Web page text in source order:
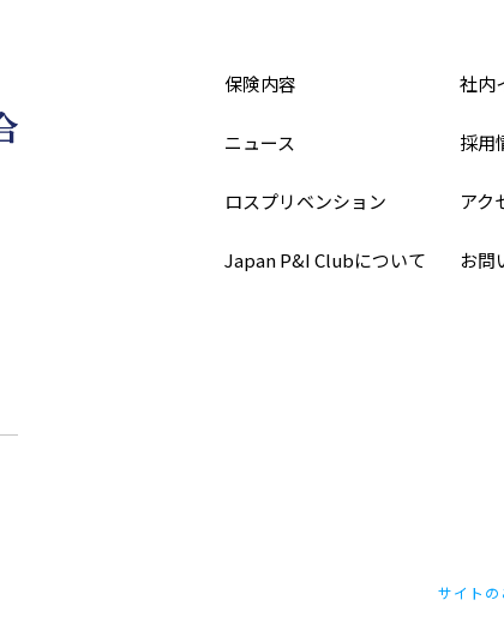
保険内容 社内
ニュース 採用
ロスプリベンション アク
Japan P&I Clubについて お問
サイト